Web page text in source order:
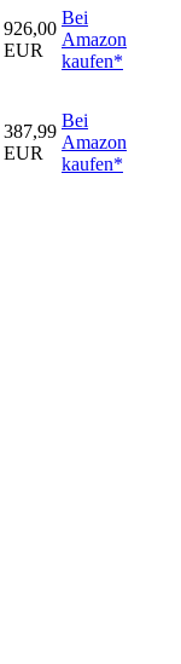
926,00
EUR
Bei
Amazon
kaufen*
387,99
EUR
Bei
Amazon
kaufen*